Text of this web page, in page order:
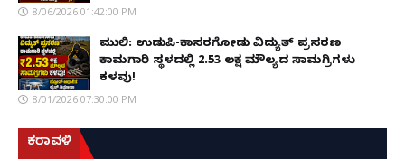
8/06/2026 01:42:00 PM
ಮುಲ್ಕಿ: ಉಡುಪಿ-ಕಾಸರಗೋಡು ವಿದ್ಯುತ್ ಪ್ರಸರಣ
ಕಾಮಗಾರಿ ಸ್ಥಳದಲ್ಲಿ ₹2.53 ಲಕ್ಷ ಮೌಲ್ಯದ ಸಾಮಗ್ರಿಗಳು
ಕಳವು!
8/01/2026 07:30:00 PM
ಕರಾವಳಿ